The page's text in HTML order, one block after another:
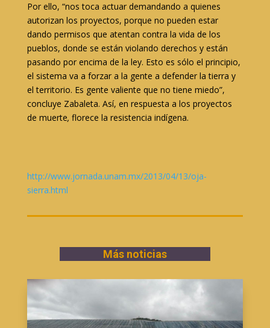
Por ello, “nos toca actuar demandando a quienes
autorizan los proyectos, porque no pueden estar
dando permisos que atentan contra la vida de los
pueblos, donde se están violando derechos y están
pasando por encima de la ley. Esto es sólo el principio,
el sistema va a forzar a la gente a defender la tierra y
el territorio. Es gente valiente que no tiene miedo”,
concluye Zabaleta. Así, en respuesta a los proyectos
de muerte, florece la resistencia indígena.
http://www.jornada.unam.mx/2013/04/13/oja-
sierra.html
Más noticias